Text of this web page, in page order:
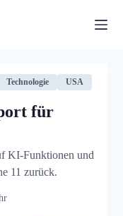
Technologie USA
für
KI-Funktionen und
11 zurück.